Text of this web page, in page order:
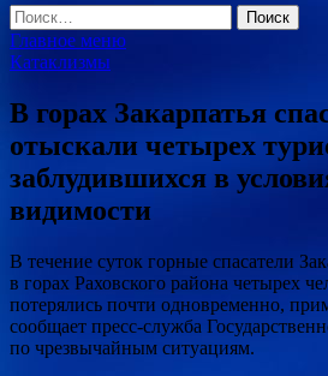
Найти:
Главное меню
Катаклизмы
В горах Закарпатья
отыскали четырех
заблудившихся в
видимости
В течение суток горные спасатели
в горах Раховского района четырех
потерялись почти одновременно,
сообщает пресс-служба
по чрезвычайным ситуациям.